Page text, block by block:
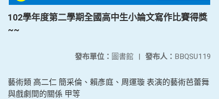
102學年度第二學期全國高中生小論文寫作比賽得獎
~~
發布人： BBQSU119
發布單位： 圖書館 |
藝術類 高二仁 簡采倫、賴彥庭、周運璇 表演的藝術芭蕾舞
與戲劇間的關係 甲等